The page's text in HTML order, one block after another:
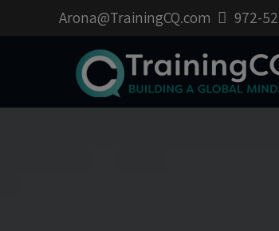
972-
Arona@TrainingCQ.com